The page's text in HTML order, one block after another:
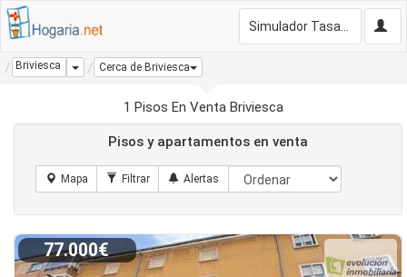
Briviesca Dropdown
Cerca de Briviesca
1 Pisos En Venta Briviesca
Pisos y apartamentos en venta
77.000€